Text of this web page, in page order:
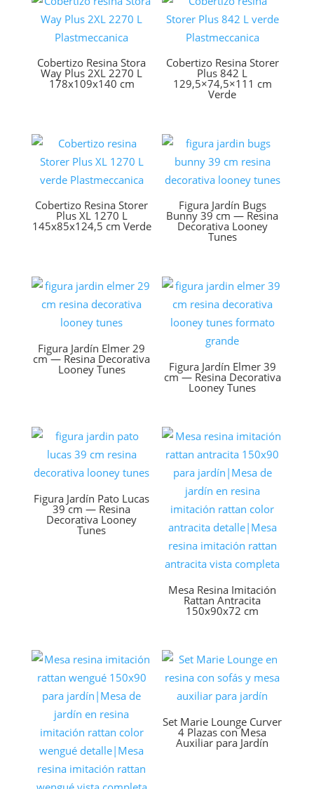
Cobertizo Resina Stora
Way Plus 2XL 2270 L
178x109x140 cm
Cobertizo Resina Storer
Plus 842 L
129,5×74,5×111 cm
Verde
Cobertizo Resina Storer
Plus XL 1270 L
145x85x124,5 cm Verde
Figura Jardín Bugs
Bunny 39 cm — Resina
Decorativa Looney
Tunes
Figura Jardín Elmer 29
cm — Resina Decorativa
Looney Tunes Figura Jardín Elmer 39
cm — Resina Decorativa
Looney Tunes
Figura Jardín Pato Lucas
39 cm — Resina
Decorativa Looney
Tunes
Mesa Resina Imitación
Rattan Antracita
150x90x72 cm
Set Marie Lounge Curver
4 Plazas con Mesa
Auxiliar para Jardín